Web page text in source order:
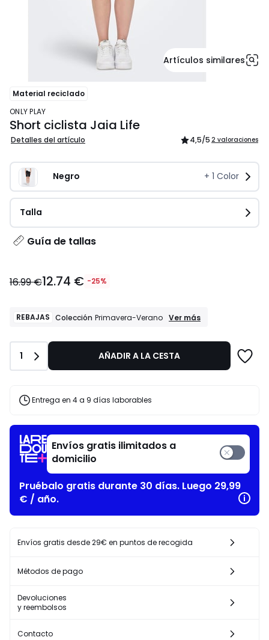
Artículos similares
Material reciclado
ONLY PLAY
Short ciclista Jaia Life
Detalles del artículo 4,5/5 2 valoraciones
Negro + 1 Color
Talla
Guía de tallas
€
de
€
25%
descuento
16.99 €12.74 € -25%
REBAJAS Colección Primavera-Verano REBAJAS
Ver más
Cantidad
1 AÑADIR A LA CESTA
Entrega en 4 a 9 días laborables
Envíos gratis ilimitados a
domicilio
Pruébalo gratis durante 30 días. Luego 29,99
€ / año.
Envíos gratis desde 29€ en puntos de recogida
Métodos de pago
Devoluciones
y reembolsos
Contacto